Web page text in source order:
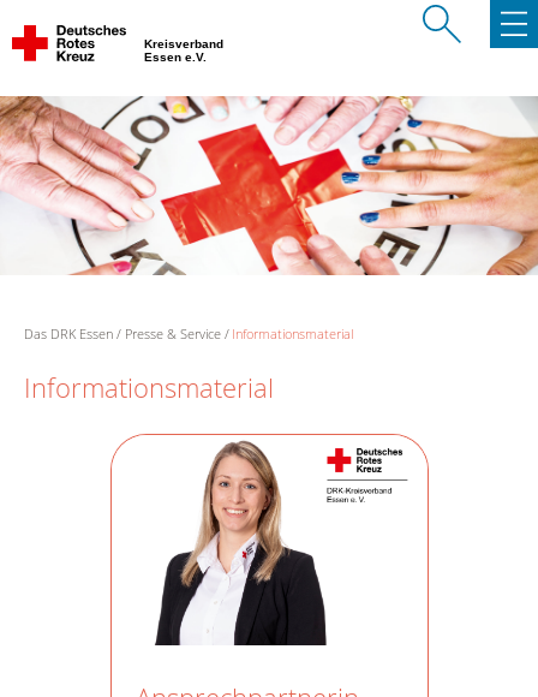
Kreisverband
Essen e.V.
Das DRK Essen Presse & Service Informationsmaterial
Informationsmaterial